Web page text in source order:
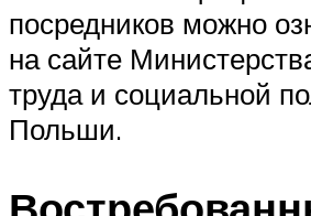
посредников можно
на сайте
труда и социальной
Польши.